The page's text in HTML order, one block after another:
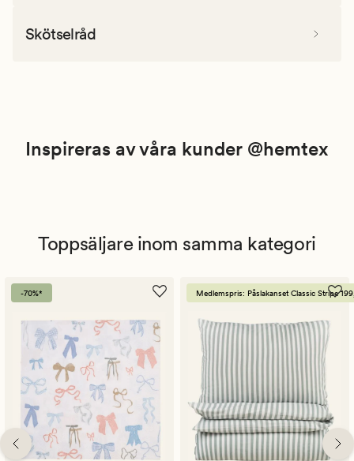
Skötselråd
Inspireras av våra kunder @hemtex
Toppsäljare inom samma kategori
-70%* Medlemspris: Påslakanset Classic Stripe